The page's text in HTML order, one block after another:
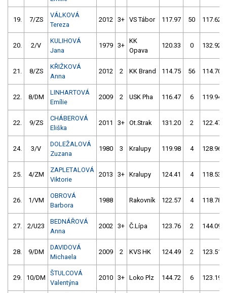
19. 7/ZS
VÁLKOVÁ
Tereza
2012 3+ VS Tábor 117.97 50 117.62
20. 2/V
KULIHOVÁ
Jana
1979 3+
KK
Opava
120.33 0 132.92
21. 8/ZS
KŘIŽKOVÁ
Anna
2012 2 KK Brand 114.75 56 114.70
22. 8/DM
LINHARTOVÁ
Emílie
2009 2 USK Pha 116.47 6 119.94
22. 9/ZS
CHÁBEROVÁ
Eliška
2011 3+ Ot.Strak 131.20 2 122.47
24. 3/V
DOLEŽALOVÁ
Zuzana
1980 3 Kralupy 119.98 4 128.96
25. 4/ZM
ZAPLETALOVÁ
Viktorie
2013 3+ Kralupy 124.41 4 118.53
26. 1/VM
OBROVÁ
Barbora
1988 Rakovník 122.57 4 118.78
27. 2/U23
BEDNÁŘOVÁ
Anna
2002 3+ Č.Lípa 123.76 2 144.09
28. 9/DM
DAVIDOVÁ
Michaela
2009 2 KVS HK 124.49 2 123.51
29. 10/DM
ŠTULCOVÁ
Valentýna
2010 3+ Loko Plz 144.72 6 123.19